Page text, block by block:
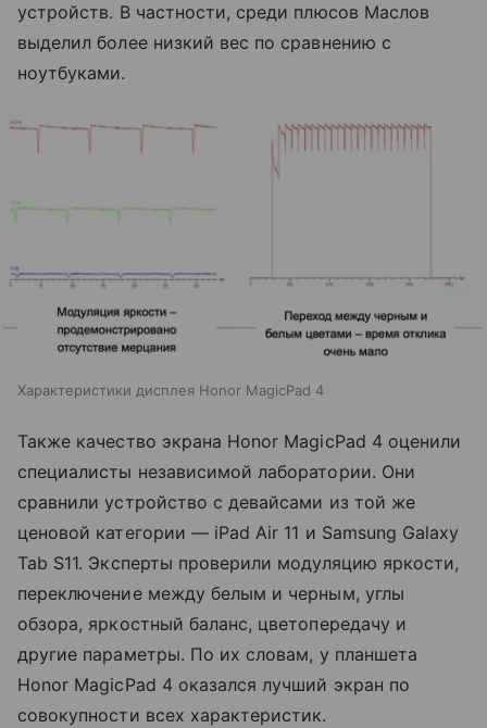
устройств. В частности, среди плюсов Маслов
выделил более низкий вес по сравнению с
ноутбуками.
Характеристики дисплея Honor MagicPad 4
Также качество экрана Honor MagicPad 4 оценили
специалисты независимой лаборатории. Они
сравнили устройство с девайсами из той же
ценовой категории — iPad Air 11 и Samsung Galaxy
Tab S11. Эксперты проверили модуляцию яркости,
переключение между белым и черным, углы
обзора, яркостный баланс, цветопередачу и
другие параметры. По их словам, у планшета
Honor MagicPad 4 оказался лучший экран по
совокупности всех характеристик.